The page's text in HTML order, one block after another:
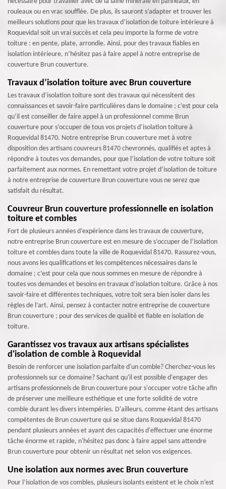
rouleaux ou en vrac soufflée. De plus, ils sauront s’adapter et trouver les
meilleurs solutions pour que les travaux d’isolation de toiture intérieure à
Roquevidal soit un vrai succès et cela peu importe la forme de votre
toiture : en pente, plate, arrondie. Ainsi, pour des travaux fiables en
isolation intérieure, n’hésitez pas à faire appel à notre entreprise de
couverture Brun couverture.
Travaux d’isolation toiture avec Brun couverture
Les travaux d’isolation toiture sont des travaux qui nécessitent des
connaissances et savoir-faire particulières dans le domaine ; c’est pour cela
qu’il est conseiller de faire appel à un professionnel comme Brun
couverture pour s’occuper de tous vos projets d’isolation toiture à
Roquevidal 81470. Notre entreprise Brun couverture met à votre
disposition des artisans couvreurs 81470 chevronnés, qualifiés et aptes à
répondre à toutes vos demandes, pour que l’isolation de votre toiture soit
parfaitement aux normes. En remettant votre projet d’isolation de toiture
à notre entreprise de couverture Brun couverture vous ne serez que
satisfait du résultat.
Couvreur Brun couverture professionnelle en isolation
toiture et combles
Fort de plusieurs années d’expérience dans les travaux de couverture,
notre entreprise Brun couverture est en mesure de s’occuper de l’isolation
toiture et combles dans toute la ville de Roquevidal 81470. Rassurez-vous,
nous avons les qualifications et les compétences nécessaires dans le
domaine ; c’est pour cela que nous sommes en mesure de répondre à
toutes vos demandes et besoins en travaux d’isolation toiture. Grâce à nos
savoir-faire et différentes techniques, votre toit sera bien isoler dans les
règles de l’art. Ainsi, pensez à contacter notre entreprise de couverture
Brun couverture ; pour des services de qualité et fiable en isolation de
toiture.
Garantissez vos travaux aux artisans spécialistes
d'isolation de comble à Roquevidal
Besoin de renforcer une isolation parfaite d'un comble? Cherchez-vous les
professionnels sur ce domaine? Sachant qu'il est possible d'engager des
artisans professionnels de Brun couverture pour s'occuper votre tâche afin
de préserver une meilleure esthétique et une forte solidité de votre
comble durant les divers intempéries. D'ailleurs, comme étant des artisans
compétentes de Brun couverture qui se situe dans Roquevidal 81470
pendant plusieurs années et ayant des capacités d'effectuer une énorme
tâche énorme et rapide, n'hésitez pas donc à faire appel sans attendre
Brun couverture pour obtenir un résultat net selon vos exigences.
Une isolation aux normes avec Brun couverture
Pour l’isolation de vos combles, plusieurs isolants existent et le choix n’est